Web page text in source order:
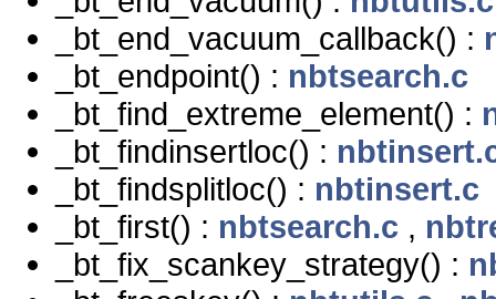
_bt_end_vacuum_callback() :
_bt_endpoint() : nbtsearch.c
_bt_find_extreme_element() :
_bt_findinsertloc() :
_bt_findsplitloc() : nbtinsert.c
_bt_first() : nbtsearch.c ,
_bt_fix_scankey_strategy() :